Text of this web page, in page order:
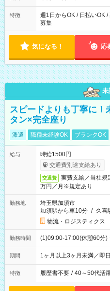
特徴
週1日からOK / 日払いOK
募集
気になる！ 応
未
スピードよりも丁寧に！
タン×完全座り
派遣 職種未経験OK ブランクOK
給与
時給1500円
交通費別途支給あり
交通費
実費支給／当社規
万円／月※規定あり
勤務地
埼玉県加須市
加須駅から車10分 / 久喜
物流・ロジスティクス
勤務時間 (1)09:00-17:00(休憩60分)
期間 1ヶ月以上3ヶ月未満／即
特徴 履歴書不要 / 40～50代活